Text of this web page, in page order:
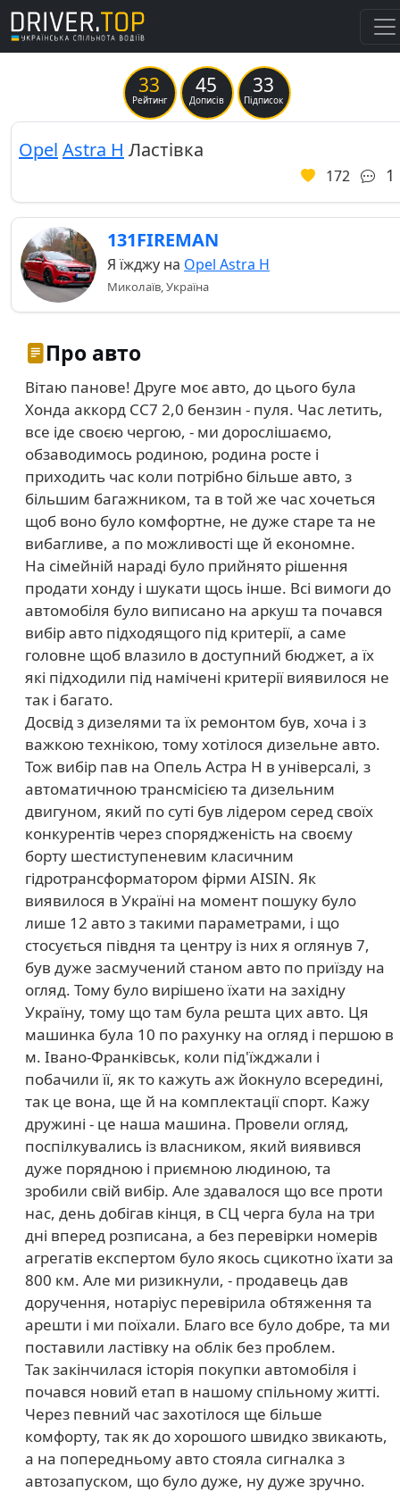
33
Рейтинг
45
Дописів
33
Підписок
Opel Astra H Ластівка
172 1
131FIREMAN
Я їжджу на Opel Astra H
Миколаїв, Україна
Про авто
Вітаю панове! Друге моє авто, до цього була
Хонда аккорд СС7 2,0 бензин - пуля. Час летить,
все іде своєю чергою, - ми дорослішаємо,
обзаводимось родиною, родина росте і
приходить час коли потрібно більше авто, з
більшим багажником, та в той же час хочеться
щоб воно було комфортне, не дуже старе та не
вибагливе, а по можливості ще й економне.
На сімейній нараді було прийнято рішення
продати хонду і шукати щось інше. Всі вимоги до
автомобіля було виписано на аркуш та почався
вибір авто підходящого під критерії, а саме
головне щоб влазило в доступний бюджет, а їх
які підходили під намічені критерії виявилося не
так і багато.
Досвід з дизелями та їх ремонтом був, хоча і з
важкою технікою, тому хотілося дизельне авто.
Тож вибір пав на Опель Астра Н в універсалі, з
автоматичною трансмісією та дизельним
двигуном, який по суті був лідером серед своїх
конкурентів через спорядженість на своєму
борту шестиступеневим класичним
гідротрансформатором фірми АІSIN. Як
виявилося в Україні на момент пошуку було
лише 12 авто з такими параметрами, і що
стосується півдня та центру із них я оглянув 7,
був дуже засмучений станом авто по приїзду на
огляд. Тому було вирішено їхати на західну
Україну, тому що там була решта цих авто. Ця
машинка була 10 по рахунку на огляд і першою в
м. Івано-Франківськ, коли під'їжджали і
побачили її, як то кажуть аж йокнуло всередині,
так це вона, ще й на комплектації спорт. Кажу
дружині - це наша машина. Провели огляд,
поспілкувались із власником, який виявився
дуже порядною і приємною людиною, та
зробили свій вибір. Але здавалося що все проти
нас, день добігав кінця, в СЦ черга була на три
дні вперед розписана, а без перевірки номерів
агрегатів експертом було якось сцикотно їхати за
800 км. Але ми ризикнули, - продавець дав
доручення, нотаріус перевірила обтяження та
арешти і ми поїхали. Благо все було добре, та ми
поставили ластівку на облік без проблем.
Так закінчилася історія покупки автомобіля і
почався новий етап в нашому спільному житті.
Через певний час захотілося ще більше
комфорту, так як до хорошого швидко звикають,
а на попередньому авто стояла сигналка з
автозапуском, що було дуже, ну дуже зручно.